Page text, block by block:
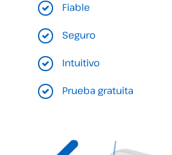
Fiable
Seguro
Intuitivo
Prueba gratuita